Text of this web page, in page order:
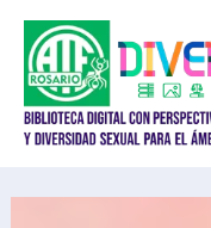
contenido